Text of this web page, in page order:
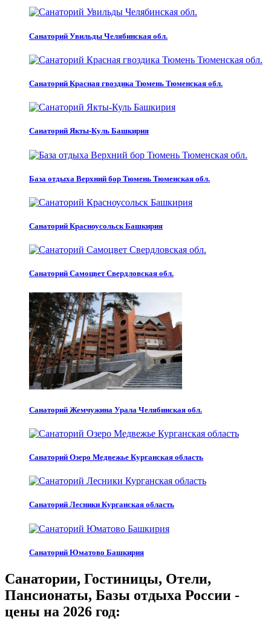
Санаторий Увильды Челябинская обл.
Санаторий Красная гвоздика Тюмень Тюменская обл.
Санаторий Якты-Куль Башкирия
База отдыха Верхний бор Тюмень Тюменская обл.
Санаторий Красноусольск Башкирия
Санаторий Самоцвет Свердловская обл.
Санаторий Жемчужина Урала Челябинская обл.
Санаторий Озеро Медвежье Курганская область
Санаторий Лесники Курганская область
Санаторий Юматово Башкирия
Санатории, Гостиницы, Отели,
Пансионаты, Базы отдыха России -
цены на 2026 год: